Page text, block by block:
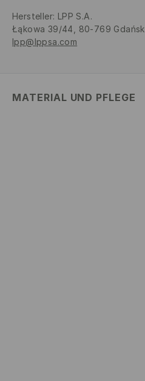
Hersteller: LPP S.A.
Łąkowa 39/44, 80-769 Gdańsk
lpp@lppsa.com
MATERIAL UND PFLEGE